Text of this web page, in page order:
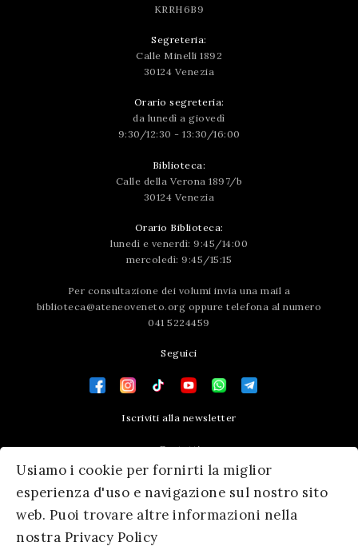
Usiamo i cookie per fornirti la miglior
esperienza d'uso e navigazione sul nostro sito
web. Puoi trovare altre informazioni nella
nostra Privacy Policy
KRRH6B9
Segreteria:
Calle Minelli 1892
30124 Venezia
Orario segreteria:
da lunedì a giovedì
9:30/12:30 - 13:30/16:00
Biblioteca:
Calle della Verona 1897/b
30124 Venezia
Orario Biblioteca:
lunedì e venerdì: 9:45/14:00
mercoledì: 9:45/15:15
Per consultazione dei volumi invia una mail a
biblioteca@ateneoveneto.org oppure telefona al numero
041 5224459
Seguici
Iscriviti alla newsletter
Contatti